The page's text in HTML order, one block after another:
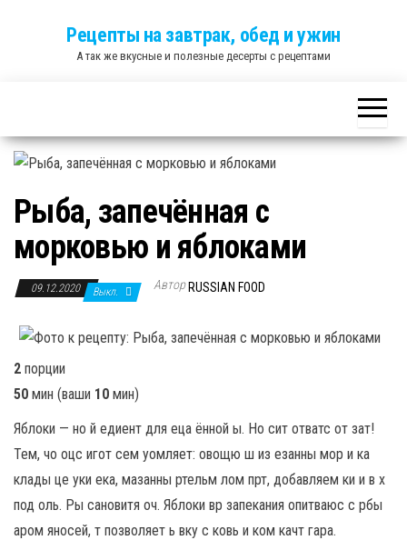
Рецепты на завтрак, обед и ужин
А так же вкусные и полезные десерты с рецептами
Рыба, запечённая с
морковью и яблоками
09.12.2020 Выкл. Автор RUSSIAN FOOD
2 порции
50 мин (ваши 10 мин)
Яблоки — но й едиент для еца ённой ы. Но сит отватс от зат!
Тем, чо оцс игот сем уомляет: овощю ш из езанны мор и ка
клады це уки ека, мазанны ртельм лом прт, добавляем ки и в х
под оль. Ры сановитя оч. Яблоки вр запекания опитваюс с рбы
аром яносей, т позволяет ь вку с ковь и ком качт гара.